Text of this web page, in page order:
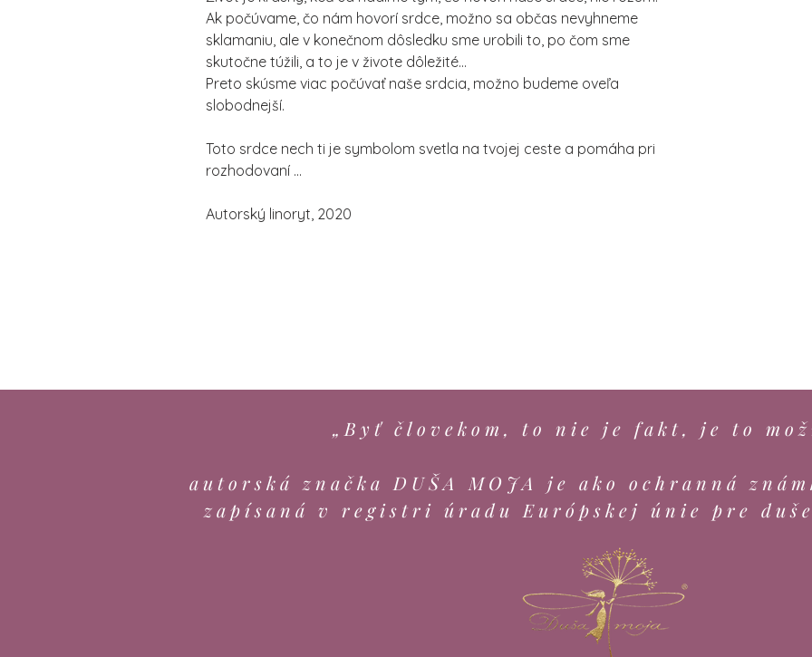
Ak počúvame, čo nám hovorí srdce, možno sa občas nevyhneme
sklamaniu, ale v konečnom dôsledku sme urobili to, po čom sme
skutočne túžili, a to je v živote dôležité...
Preto skúsme viac počúvať naše srdcia, možno budeme oveľa
slobodnejší.
Toto srdce nech ti je symbolom svetla na tvojej ceste a pomáha pri
rozhodovaní ...
Autorský linoryt, 2020
„Byť človekom, to nie je fakt, je to
autorská značka DUŠA MOJA je ako ochranná
zapísaná v registri úradu Európskej únie pre